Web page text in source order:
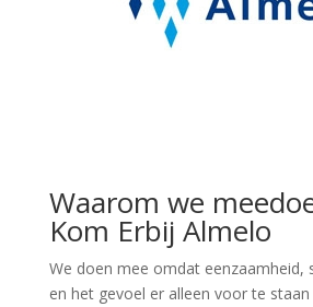
Waarom we
Kom Erbij Almelo
We doen mee omdat eenzaamheid,
en het gevoel er alleen voor te